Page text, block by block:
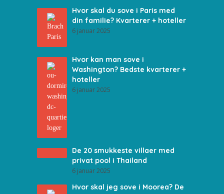
Hvor skal du sove i Paris med
din familie? Kvarterer + hoteller
6 januar 2025
Hvor kan man sove i
Washington? Bedste kvarterer +
hoteller
6 januar 2025
De 20 smukkeste villaer med
privat pool i Thailand
6 januar 2025
Hvor skal jeg sove i Moorea? De